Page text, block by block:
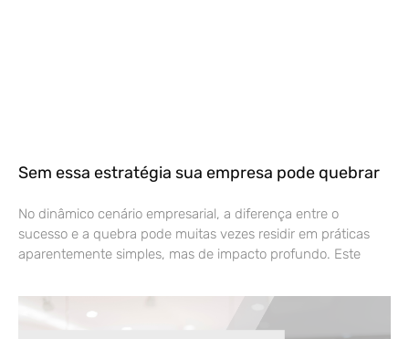
Sem essa estratégia sua empresa pode quebrar
No dinâmico cenário empresarial, a diferença entre o
sucesso e a quebra pode muitas vezes residir em práticas
aparentemente simples, mas de impacto profundo. Este